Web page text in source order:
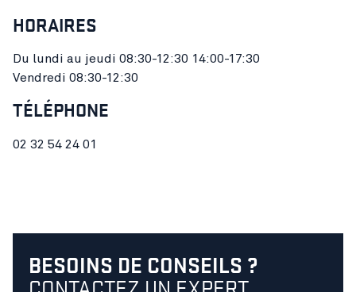
HORAIRES
Du lundi au jeudi 08:30-12:30 14:00-17:30
Vendredi 08:30-12:30
TÉLÉPHONE
02 32 54 24 01
BESOINS DE CONSEILS ?